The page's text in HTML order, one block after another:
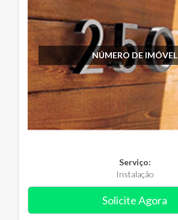
NÚMERO DE IMÓVEL
Serviço:
Instalação
Solicite Agora